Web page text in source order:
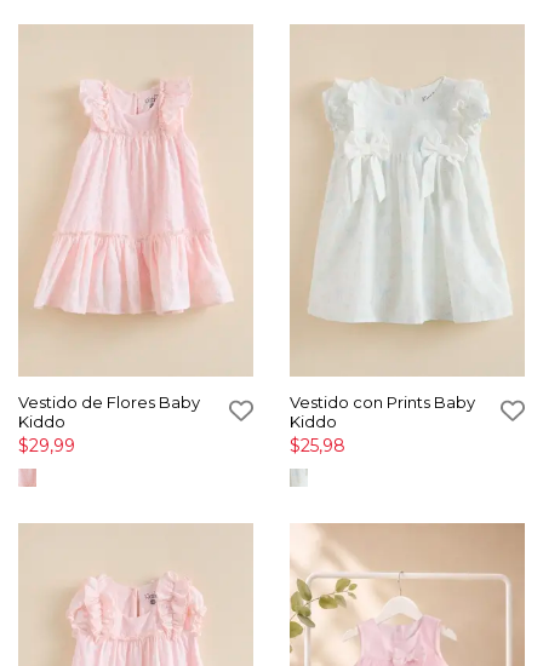
Vestido de Flores Baby
Kiddo
$29,99
Vestido con Prints Baby
Kiddo
$25,98